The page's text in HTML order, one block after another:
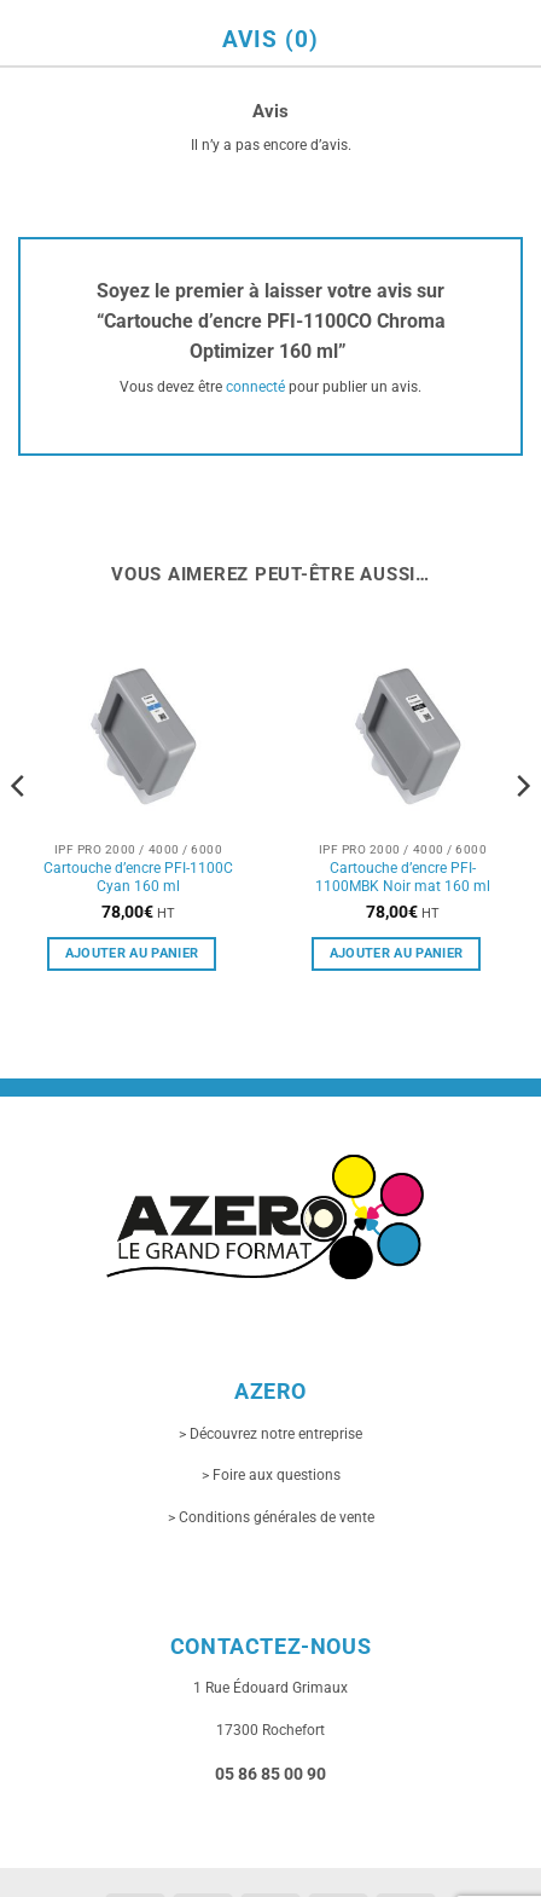
AVIS (0)
Avis
Il n’y a pas encore d’avis.
Soyez le premier à laisser votre avis sur
“Cartouche d’encre PFI-1100CO Chroma
Optimizer 160 ml”
Vous devez être connecté pour publier un avis.
VOUS AIMEREZ PEUT-ÊTRE AUSSI…
IPF PRO 2000 / 4000 / 6000
Cartouche d’encre PFI-1100C
Cyan 160 ml
78,00€ HT
AJOUTER AU PANIER
IPF PRO 2000 / 4000 / 6000
Cartouche d’encre PFI-
1100MBK Noir mat 160 ml
78,00€ HT
AJOUTER AU PANIER
AZERO
> Découvrez notre entreprise
> Foire aux questions
> Conditions générales de vente
CONTACTEZ-NOUS
1 Rue Édouard Grimaux
17300 Rochefort
05 86 85 00 90